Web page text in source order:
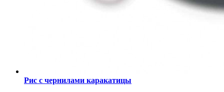
Рис с чернилами каракатицы